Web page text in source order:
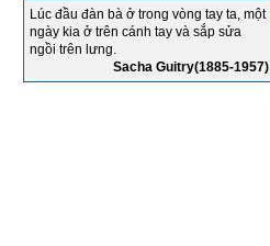
Thực hiện mục tiêu chất lượng năm
2015 của Tổng giám đốc công ty...
Lúc đầu đàn bà ở trong vòng tay ta, một
ngày kia ở trên cánh tay và sắp sửa
ngồi trên lưng.
Sacha Guitry(1885-1957)